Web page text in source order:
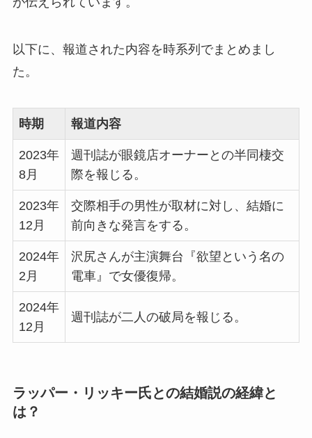
以下に、報道された内容を時系列でまとめまし
た。
時期 報道内容
2023年
8月
週刊誌が眼鏡店オーナーとの半同棲交
際を報じる。
2023年
12月
交際相手の男性が取材に対し、結婚に
前向きな発言をする。
2024年
2月
沢尻さんが主演舞台『欲望という名の
電車』で女優復帰。
2024年
12月
週刊誌が二人の破局を報じる。
ラッパー・リッキー氏との結婚説の経緯と
は？